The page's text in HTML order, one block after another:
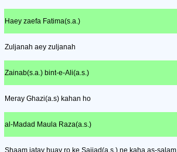
Haey zaefa Fatima(s.a.)
Zuljanah aey zuljanah
Zainab(s.a.) bint-e-Ali(a.s.)
Meray Ghazi(a.s) kahan ho
al-Madad Maula Raza(a.s.)
Shaam jatay huay ro ke Sajjad(a.s.) ne kaha as-salam